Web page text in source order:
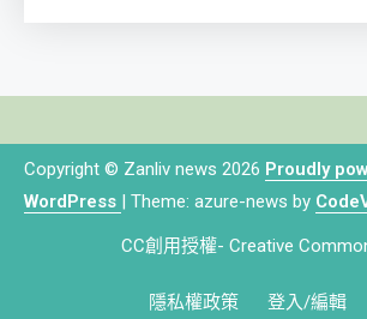
Copyright © Zanliv news 2026 Proudly
WordPress | Theme: azure-news by
CC創用授權- Creative
隱私權政策 登入/編輯